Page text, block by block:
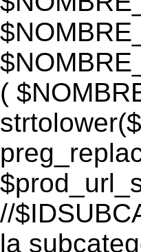
(
//
la